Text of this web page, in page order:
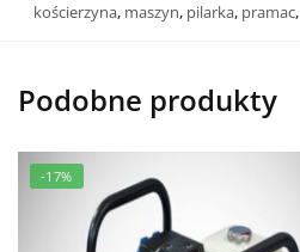
kościerzyna, maszyn, pilarka, pramac,
Podobne produkty
-17%